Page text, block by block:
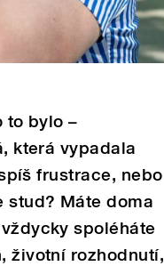
to bylo –
která vypadala
frustrace, nebo
stud? Máte doma
spoléháte
životní rozhodnutí,